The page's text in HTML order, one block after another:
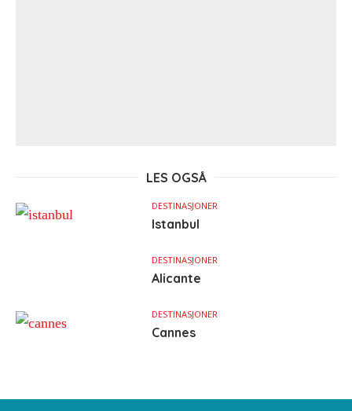
LES OGSÅ
DESTINASJONER
Istanbul
DESTINASJONER
Alicante
DESTINASJONER
Cannes